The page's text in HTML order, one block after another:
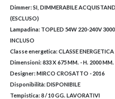
Dimmer:SI, DIMMERABILE
(ESCLUSO)
Lampadina: TOPLED 54W 220-240V
INCLUSO
Classe energetica:CLASSE
Dimensioni:833 X 675 MM. - H. 2000
Designer:MIRCO CROSATTO - 2016
Disponibilità:DISPONIBILE
Tempistica:8 / 10 GG. LAVORATIVI